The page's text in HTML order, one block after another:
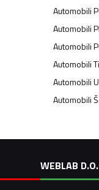
Automobili
Automobili
Automobili
Automobili
Automobili
Automobili
WEBLAB